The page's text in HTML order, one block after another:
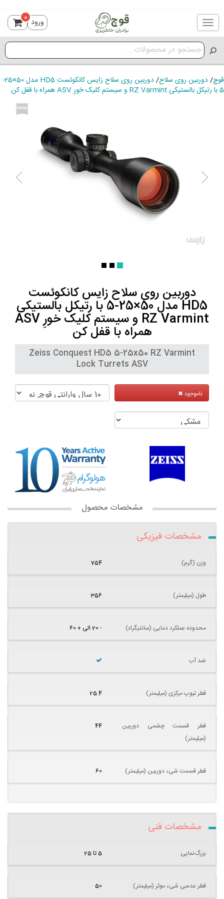
Toggle
navigation
ورود 0
قوچ/دوربین روی سلاح/
دوربین روی سلاح زایس کانکوئست HD5 مدل 50×25-
5 با رتیکل بالستیکی RZ Varmint و سیستم کلیک خورِ ASV همراه با قفل کن
دوربین روی سلاح زایس کانکوئست
HD5 مدل 50×25-5 با رتیکل بالستیکی
RZ Varmint و سیستم کلیک خورِ ASV
همراه با قفل کن
Zeiss Conquest HD5 5-25x50 RZ Varmint
Lock Turrets ASV
ناموجود
مشخصات محصول
مشخصات فیزیکی
وزن (گرم) 754
طول (میلیمتر) 356
محدوده عملکرد دمایی (سانتیگراد) - 20 الی + 60
ضد آب
قطر تیوپ مرکزی (میلیمتر) 25.4
قطر قسمت چشمی دوربین
(میلیمتر)
44
قطر قسمت شیء دوربین (میلیمتر) 60
مشخصات فنی
بزرگ‌نمایی 5 تا 25
قطر عدسی شیء موثر (میلیمتر) 50